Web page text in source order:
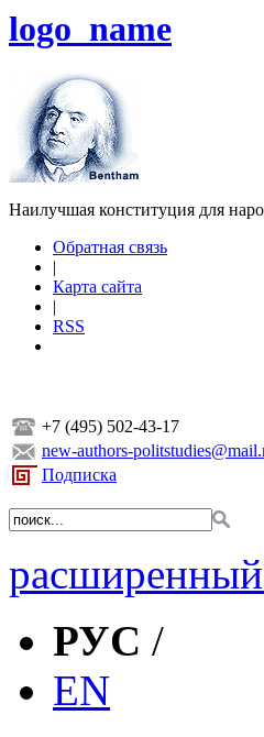
logo_name
Наилучшая конституция для
Обратная связь
|
Карта сайта
|
RSS
+7 (495) 502-43-17
new-authors-
Подписка
РУС /
EN